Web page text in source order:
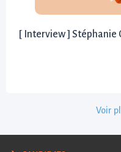
[ Interview ]
Voir